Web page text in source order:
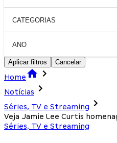
CATEGORIAS
ANO
Aplicar filtros Cancelar
Home
Notícias
Séries, TV e Streaming
Veja Jamie Lee Curtis
Séries, TV e Streaming